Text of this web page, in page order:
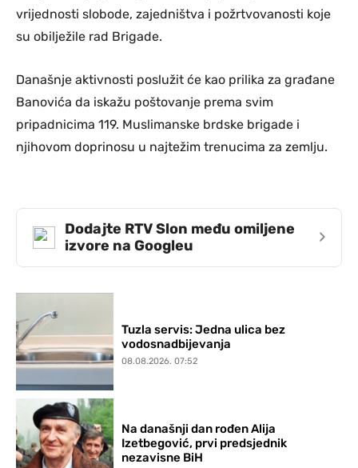
vrijednosti slobode, zajedništva i požrtvovanosti koje
su obilježile rad Brigade.
Današnje aktivnosti poslužit će kao prilika za građane
Banovića da iskažu poštovanje prema svim
pripadnicima 119. Muslimanske brdske brigade i
njihovom doprinosu u najtežim trenucima za zemlju.
Dodajte RTV Slon među omiljene
izvore na Googleu
›
Tuzla servis: Jedna ulica bez
vodosnadbijevanja
08.08.2026. 07:52
Na današnji dan rođen Alija
Izetbegović, prvi predsjednik
nezavisne BiH